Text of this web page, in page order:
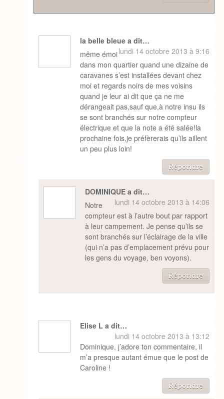
la belle bleue a dit…
lundi 14 octobre 2013 à 9:16
même émoi
dans mon quartier quand une dizaine de
caravanes s’est installées devant chez
moi et regards noirs de mes voisins
quand je leur ai dit que ça ne me
dérangeait pas,sauf que,à notre insu ils
se sont branchés sur notre compteur
électrique et que la note a été salée!la
prochaine fois,je préfèrerais qu’ils aillent
un peu plus loin!
Répondre
DOMINIQUE a dit…
lundi 14 octobre 2013 à 14:06
Notre
compteur est à l’autre bout par rapport
à leur campement. Je pense qu’ils se
sont branchés sur l’éclairage de la ville
(qui n’a pas d’emplacement prévu pour
les gens du voyage, ben voyons).
Répondre
Elise L a dit…
lundi 14 octobre 2013 à 13:12
Dominique, j’adore ton commentaire, il
m’a presque autant émue que le post de
Caroline !
Répondre